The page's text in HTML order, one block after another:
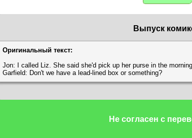
Выпуск
Оригинальный текст:
Jon: I called Liz. She said she'd pick up her purse in the
Garfield: Don't we have a lead-lined box or something?
Не согласен с